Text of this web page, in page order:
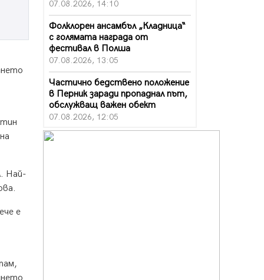
Най-
е
07.08.2026, 14:10
Фолклорен ансамбъл „Кладница“
с голямата награда от
фестивал в Полша
07.08.2026, 13:05
Частично бедствено положение
в Перник заради пропаднал път,
обслужващ важен обект
07.08.2026, 12:05
Да отговорим на жегите с филм